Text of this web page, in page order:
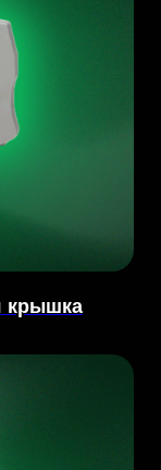
крышка